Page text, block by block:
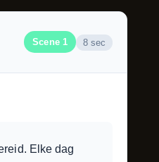
Scene 1 8 sec
Elke dag